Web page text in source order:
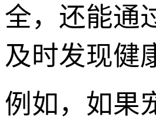
全，还能通
及时发现健
例如，如果